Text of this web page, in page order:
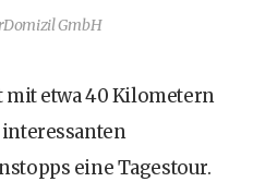
GmbH
mit etwa 40 Kilometern
eine Tagestour.